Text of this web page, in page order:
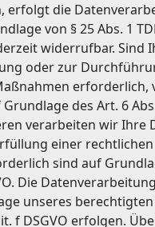
erfolgt die
von § 25 Abs. 1
widerrufbar. Sind
oder zur
erforderlich,
des Art. 6
verarbeiten wir Ihre
einer rechtlichen
sind auf
Die
unseres
f DSGVO erfolgen.